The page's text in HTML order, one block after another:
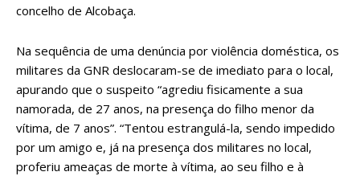
concelho de Alcobaça.
Na sequência de uma denúncia por violência doméstica, os
militares da GNR deslocaram-se de imediato para o local,
apurando que o suspeito “agrediu fisicamente a sua
namorada, de 27 anos, na presença do filho menor da
vítima, de 7 anos”. “Tentou estrangulá-la, sendo impedido
por um amigo e, já na presença dos militares no local,
proferiu ameaças de morte à vítima, ao seu filho e à